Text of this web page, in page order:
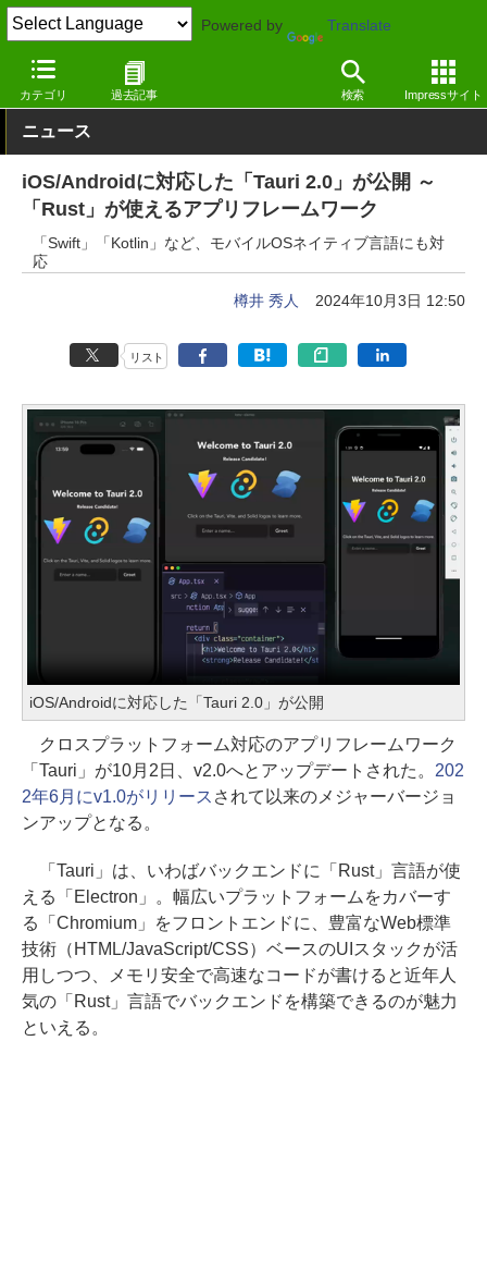
Powered by Translate
カテゴリ 過去記事 検索 Impressサイト
窓の杜 プログラミング Windows
ニュース
iOS/Androidに対応した「Tauri 2.0」が公開 ～
「Rust」が使えるアプリフレームワーク
「Swift」「Kotlin」など、モバイルOSネイティブ言語にも対
応
樽井 秀人 2024年10月3日 12:50
リスト
iOS/Androidに対応した「Tauri 2.0」が公開
クロスプラットフォーム対応のアプリフレームワーク
「Tauri」が10月2日、v2.0へとアップデートされた。 202
2年6月にv1.0がリリース されて以来のメジャーバージョ
ンアップとなる。
「Tauri」は、いわばバックエンドに「Rust」言語が使
える「Electron」。幅広いプラットフォームをカバーす
る「Chromium」をフロントエンドに、豊富なWeb標準
技術（HTML/JavaScript/CSS）ベースのUIスタックが活
用しつつ、メモリ安全で高速なコードが書けると近年人
気の「Rust」言語でバックエンドを構築できるのが魅力
といえる。